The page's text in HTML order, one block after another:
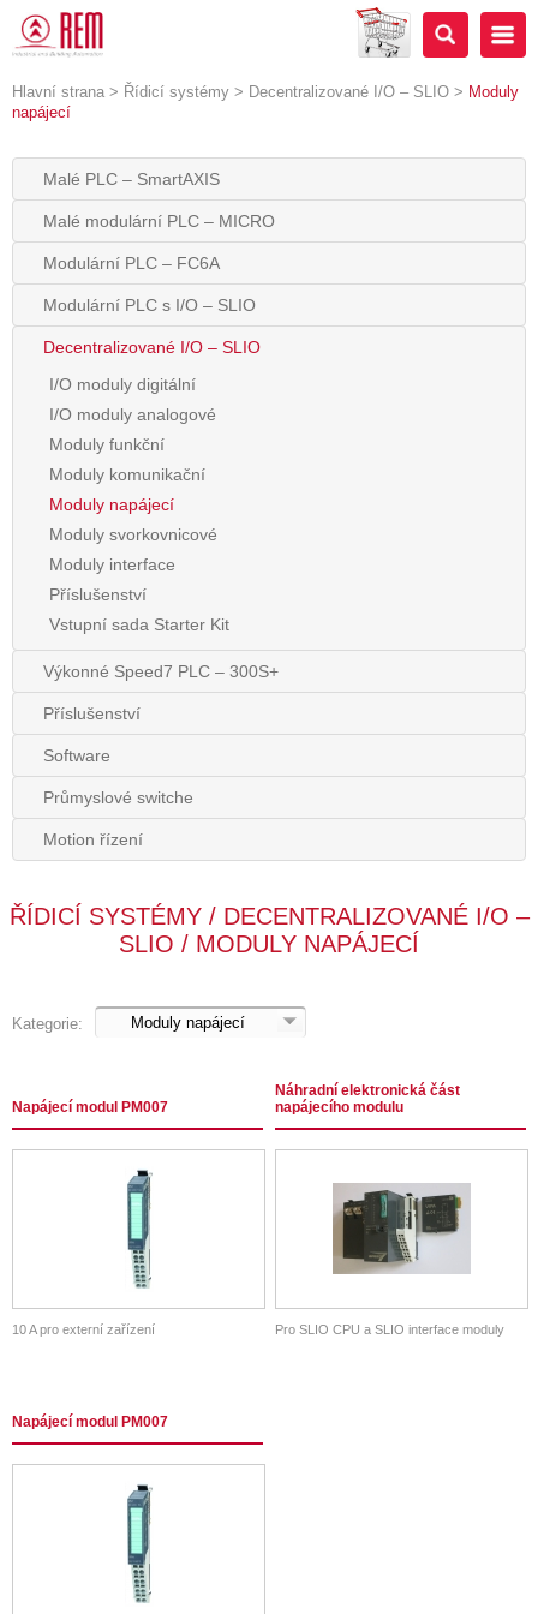
Hlavní strana > Řídicí systémy > Decentralizované I/O – SLIO > Moduly
napájecí
Malé PLC – SmartAXIS
Malé modulární PLC – MICRO
Modulární PLC – FC6A
Modulární PLC s I/O – SLIO
Decentralizované I/O – SLIO
I/O moduly digitální
I/O moduly analogové
Moduly funkční
Moduly komunikační
Moduly napájecí
Moduly svorkovnicové
Moduly interface
Příslušenství
Vstupní sada Starter Kit
Výkonné Speed7 PLC – 300S+
Příslušenství
Software
Průmyslové switche
Motion řízení
ŘÍDICÍ SYSTÉMY / DECENTRALIZOVANÉ I/O –
SLIO / MODULY NAPÁJECÍ
Kategorie:
Napájecí modul PM007
10 A pro externí zařízení
Náhradní elektronická část
napájecího modulu
Pro SLIO CPU a SLIO interface moduly
Napájecí modul PM007